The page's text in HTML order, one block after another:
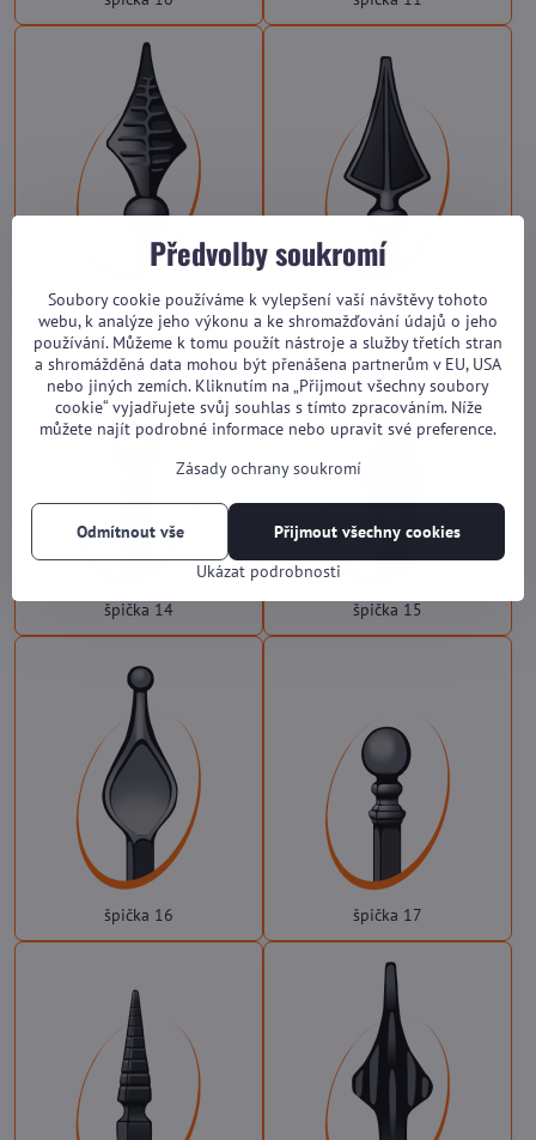
špička 12 špička 13
špička 14 špička 15
špička 16 špička 17
Předvolby soukromí
Soubory cookie používáme k vylepšení vaší návštěvy tohoto
webu, k analýze jeho výkonu a ke shromažďování údajů o jeho
používání. Můžeme k tomu použít nástroje a služby třetích stran
a shromážděná data mohou být přenášena partnerům v EU, USA
nebo jiných zemích. Kliknutím na „Přijmout všechny soubory
cookie“ vyjadřujete svůj souhlas s tímto zpracováním. Níže
můžete najít podrobné informace nebo upravit své preference.
Zásady ochrany soukromí
Ukázat podrobnosti
Přijmout všechny cookies
Odmítnout vše